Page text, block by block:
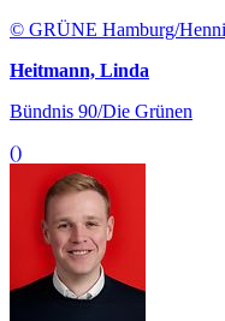
© GRÜNE Hamburg/
Heitmann, Linda
Bündnis 90/Die Grünen
()